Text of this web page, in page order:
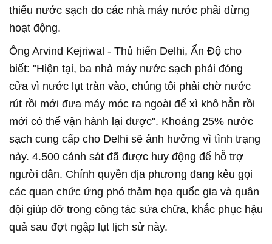
thiếu nước sạch do các nhà máy nước phải dừng
hoạt động.
Ông Arvind Kejriwal - Thủ hiến Delhi, Ấn Độ cho
biết: "Hiện tại, ba nhà máy nước sạch phải đóng
cửa vì nước lụt tràn vào, chúng tôi phải chờ nước
rút rồi mới đưa máy móc ra ngoài để xì khô hẳn rồi
mới có thể vận hành lại được". Khoảng 25% nước
sạch cung cấp cho Delhi sẽ ảnh hưởng vì tình trạng
này. 4.500 cảnh sát đã được huy động để hỗ trợ
người dân. Chính quyền địa phương đang kêu gọi
các quan chức ứng phó thảm họa quốc gia và quân
đội giúp đỡ trong công tác sửa chữa, khắc phục hậu
quả sau đợt ngập lụt lịch sử này.